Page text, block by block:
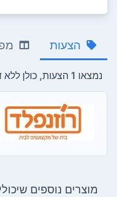
הצעות
נמצאו 1 הצעות, כולן ללא דמי משלוח
מוצרים נוספים